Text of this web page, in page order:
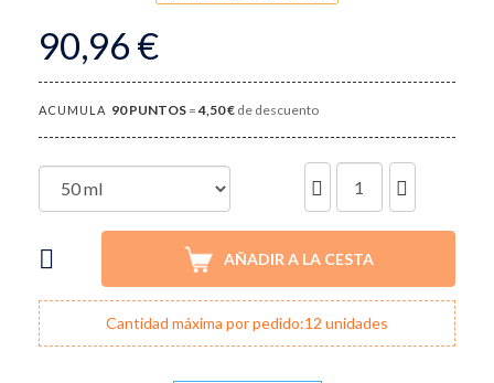
90,96 €
ACUMULA 90PUNTOS =4,50 € de descuento
UNIDADES
AÑADIR A LA CESTA
Cantidad máxima por pedido:12 unidades